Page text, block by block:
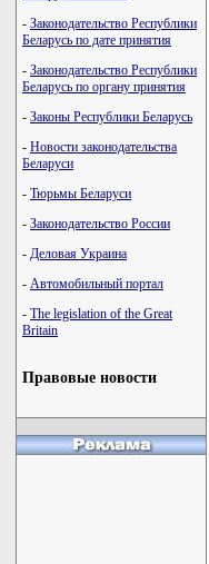
- Законодательство Республики
Беларусь по дате принятия
- Законодательство Республики
Беларусь по органу принятия
- Законы Республики Беларусь
- Новости законодательства
Беларуси
- Тюрьмы Беларуси
- Законодательство России
- Деловая Украина
- Автомобильный портал
- The legislation of the Great
Britain
Правовые новости